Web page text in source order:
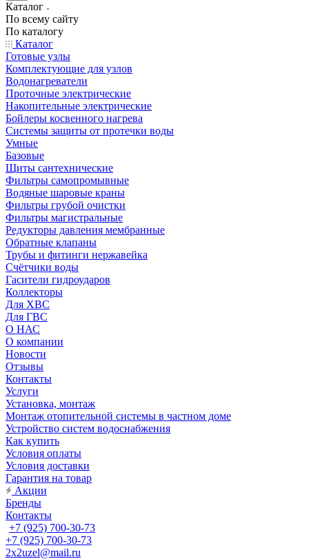
Каталог
По всему сайту
По каталогу
Каталог
Готовые узлы
Комплектующие для узлов
Водонагреватели
Проточные электрические
Накопительные электрические
Бойлеры косвенного нагрева
Системы защиты от протечки воды
Умные
Базовые
Щиты сантехнические
Фильтры самопромывные
Водяные шаровые краны
Фильтры грубой очистки
Фильтры магистральные
Редукторы давления мембранные
Обратные клапаны
Трубы и фитинги нержавейка
Счётчики воды
Гасители гидроударов
Коллекторы
Для ХВС
Для ГВС
О НАС
О компании
Новости
Отзывы
Контакты
Услуги
Установка, монтаж
Монтаж отопительной системы в частном доме
Устройство систем водоснабжения
Как купить
Условия оплаты
Условия доставки
Гарантия на товар
Акции
Бренды
Контакты
+7 (925) 700-30-73
+7 (925) 700-30-73
2x2uzel@mail.ru